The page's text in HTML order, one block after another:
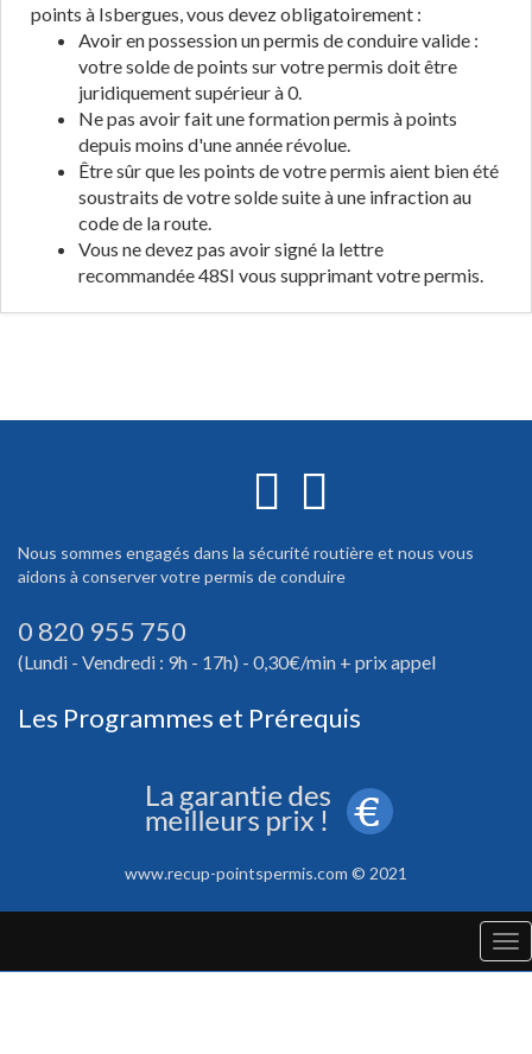
points à Isbergues, vous devez obligatoirement :
Avoir en possession un permis de conduire valide :
votre solde de points sur votre permis doit être
juridiquement supérieur à 0.
Ne pas avoir fait une formation permis à points
depuis moins d'une année révolue.
Être sûr que les points de votre permis aient bien été
soustraits de votre solde suite à une infraction au
code de la route.
Vous ne devez pas avoir signé la lettre
recommandée 48SI vous supprimant votre permis.
Nous sommes engagés dans la sécurité routière et nous vous
aidons à conserver votre permis de conduire
0 820 955 750
(Lundi - Vendredi : 9h - 17h) - 0,30€/min + prix appel
Les Programmes et Prérequis
www.recup-pointspermis.com © 2021